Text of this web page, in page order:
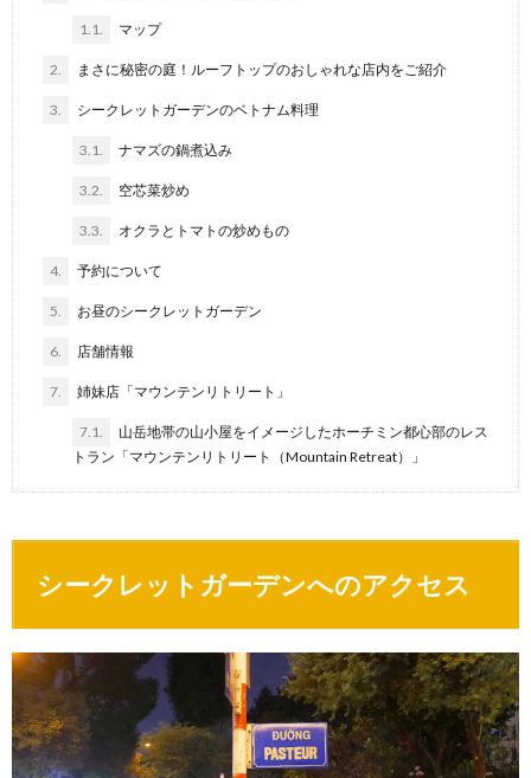
1.1. マップ
2. まさに秘密の庭！ルーフトップのおしゃれな店内をご紹介
3. シークレットガーデンのベトナム料理
3.1. ナマズの鍋煮込み
3.2. 空芯菜炒め
3.3. オクラとトマトの炒めもの
4. 予約について
5. お昼のシークレットガーデン
6. 店舗情報
7. 姉妹店「マウンテンリトリート」
7.1.
山岳地帯の山小屋をイメージしたホーチミン都心部のレス
トラン「マウンテンリトリート（Mountain Retreat）」
シークレットガーデンへのアクセス